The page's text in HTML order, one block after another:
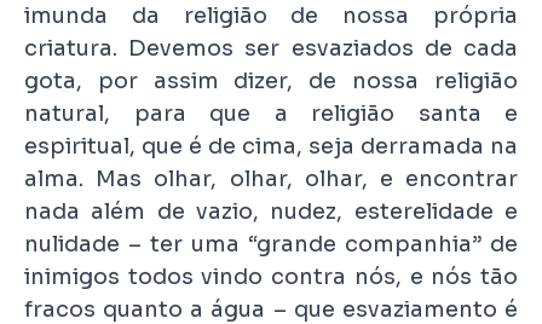
imunda da religião de nossa própria
criatura. Devemos ser esvaziados de cada
gota, por assim dizer, de nossa religião
natural, para que a religião santa e
espiritual, que é de cima, seja derramada na
alma. Mas olhar, olhar, olhar, e encontrar
nada além de vazio, nudez, esterelidade e
nulidade – ter uma “grande companhia” de
inimigos todos vindo contra nós, e nós tão
fracos quanto a água – que esvaziamento é